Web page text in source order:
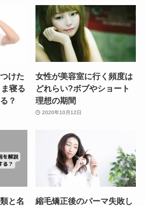
けた
寝る
？
女性が美容室に行く頻度は
どれらい?ボブやショート
理想の期間
2020年10月12日
と名
縮毛矯正後のパーマ失敗し